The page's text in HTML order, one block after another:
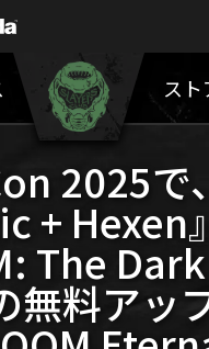
スト
2025で、
+ Hexen
The Dark
無料アッ